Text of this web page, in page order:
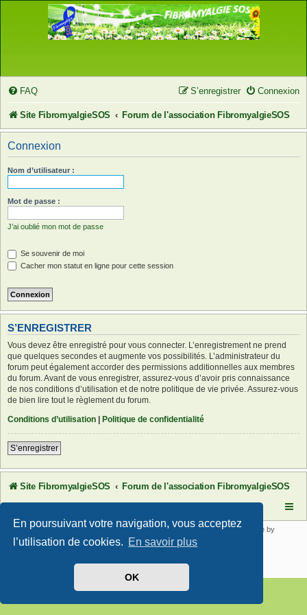
En poursuivant votre navigation, vous acceptez
l’utilisation de cookies. En savoir plus
OK
FAQ Connexion
S’enregistrer
Site FibromyalgieSOS Forum de l'association FibromyalgieSOS
Connexion
Nom d’utilisateur :
Mot de passe :
J’ai oublié mon mot de passe
Se souvenir de moi
Cacher mon statut en ligne pour cette session
S’ENREGISTRER
Vous devez être enregistré pour vous connecter. L’enregistrement ne prend
que quelques secondes et augmente vos possibilités. L’administrateur du
forum peut également accorder des permissions additionnelles aux membres
du forum. Avant de vous enregistrer, assurez-vous d’avoir pris connaissance
de nos conditions d’utilisation et de notre politique de vie privée. Assurez-vous
de bien lire tout le règlement du forum.
Conditions d’utilisation
Politique de confidentialité
S’enregistrer
Site FibromyalgieSOS Forum de l'association FibromyalgieSOS
Développé parphpBB® Forum Software © phpBB Limited | SE Square by
PhpBB3 BBCodes
Confidentialité|Conditions